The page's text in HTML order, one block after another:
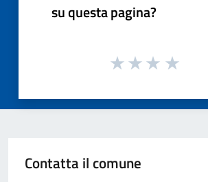
su questa pagina?
Contatta il comune